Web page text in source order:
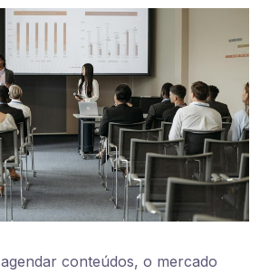
conteúdos, o mercado